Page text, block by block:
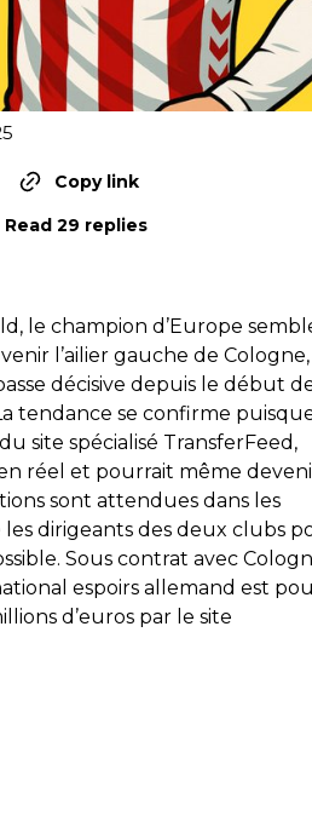
Copy link
Read 29 replies
le champion d’Europe
l’ailier gauche de Cologne,
décisive depuis le début
tendance se confirme
site spécialisé TransferFeed,
réel et pourrait même
sont attendues dans les
les dirigeants des deux clubs
Sous contrat avec
espoirs allemand est
d’euros par le site